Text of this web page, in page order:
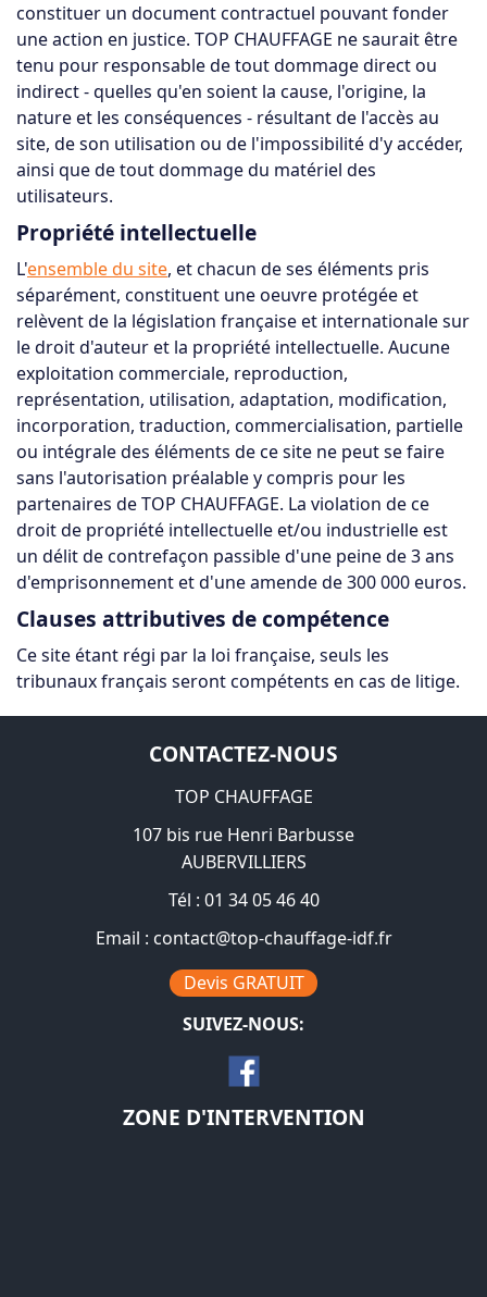
constituer un document contractuel pouvant fonder
une action en justice. TOP CHAUFFAGE ne saurait être
tenu pour responsable de tout dommage direct ou
indirect - quelles qu'en soient la cause, l'origine, la
nature et les conséquences - résultant de l'accès au
site, de son utilisation ou de l'impossibilité d'y accéder,
ainsi que de tout dommage du matériel des
utilisateurs.
Propriété intellectuelle
L'ensemble du site, et chacun de ses éléments pris
séparément, constituent une oeuvre protégée et
relèvent de la législation française et internationale sur
le droit d'auteur et la propriété intellectuelle. Aucune
exploitation commerciale, reproduction,
représentation, utilisation, adaptation, modification,
incorporation, traduction, commercialisation, partielle
ou intégrale des éléments de ce site ne peut se faire
sans l'autorisation préalable y compris pour les
partenaires de TOP CHAUFFAGE. La violation de ce
droit de propriété intellectuelle et/ou industrielle est
un délit de contrefaçon passible d'une peine de 3 ans
d'emprisonnement et d'une amende de 300 000 euros.
Clauses attributives de compétence
Ce site étant régi par la loi française, seuls les
tribunaux français seront compétents en cas de litige.
CONTACTEZ-NOUS
TOP CHAUFFAGE
107 bis rue Henri Barbusse
AUBERVILLIERS
Tél : 01 34 05 46 40
Email : contact@top-chauffage-idf.fr
Devis GRATUIT
SUIVEZ-NOUS:
ZONE D'INTERVENTION